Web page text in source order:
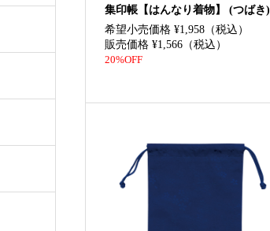
集印帳【はんなり着物】 (つばき)
希望小売価格 ¥1,958（税込）
販売価格 ¥1,566（税込）
20%OFF